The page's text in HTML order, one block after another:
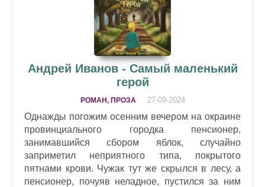
Андрей Иванов - Самый маленький
герой
РОМАН, ПРОЗА 27-09-2024
Однажды погожим осенним вечером на окраине
провинциального городка пенсионер,
занимавшийся сбором яблок, случайно
заприметил неприятного типа, покрытого
пятнами крови. Чужак тут же скрылся в лесу, а
пенсионер, почуяв неладное, пустился за ним